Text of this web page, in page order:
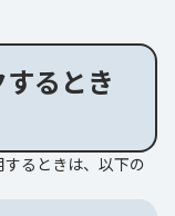
るとき
るときは、以下の